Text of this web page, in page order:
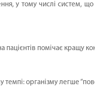
у тому числі систем,
помічає кращу
темпі: організму легше